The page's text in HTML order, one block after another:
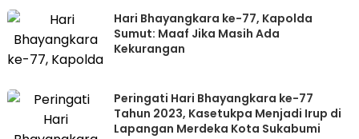
Hari Bhayangkara ke-77, Kapolda
Sumut: Maaf Jika Masih Ada
Kekurangan
Peringati Hari Bhayangkara ke-77
Tahun 2023, Kasetukpa Menjadi Irup di
Lapangan Merdeka Kota Sukabumi